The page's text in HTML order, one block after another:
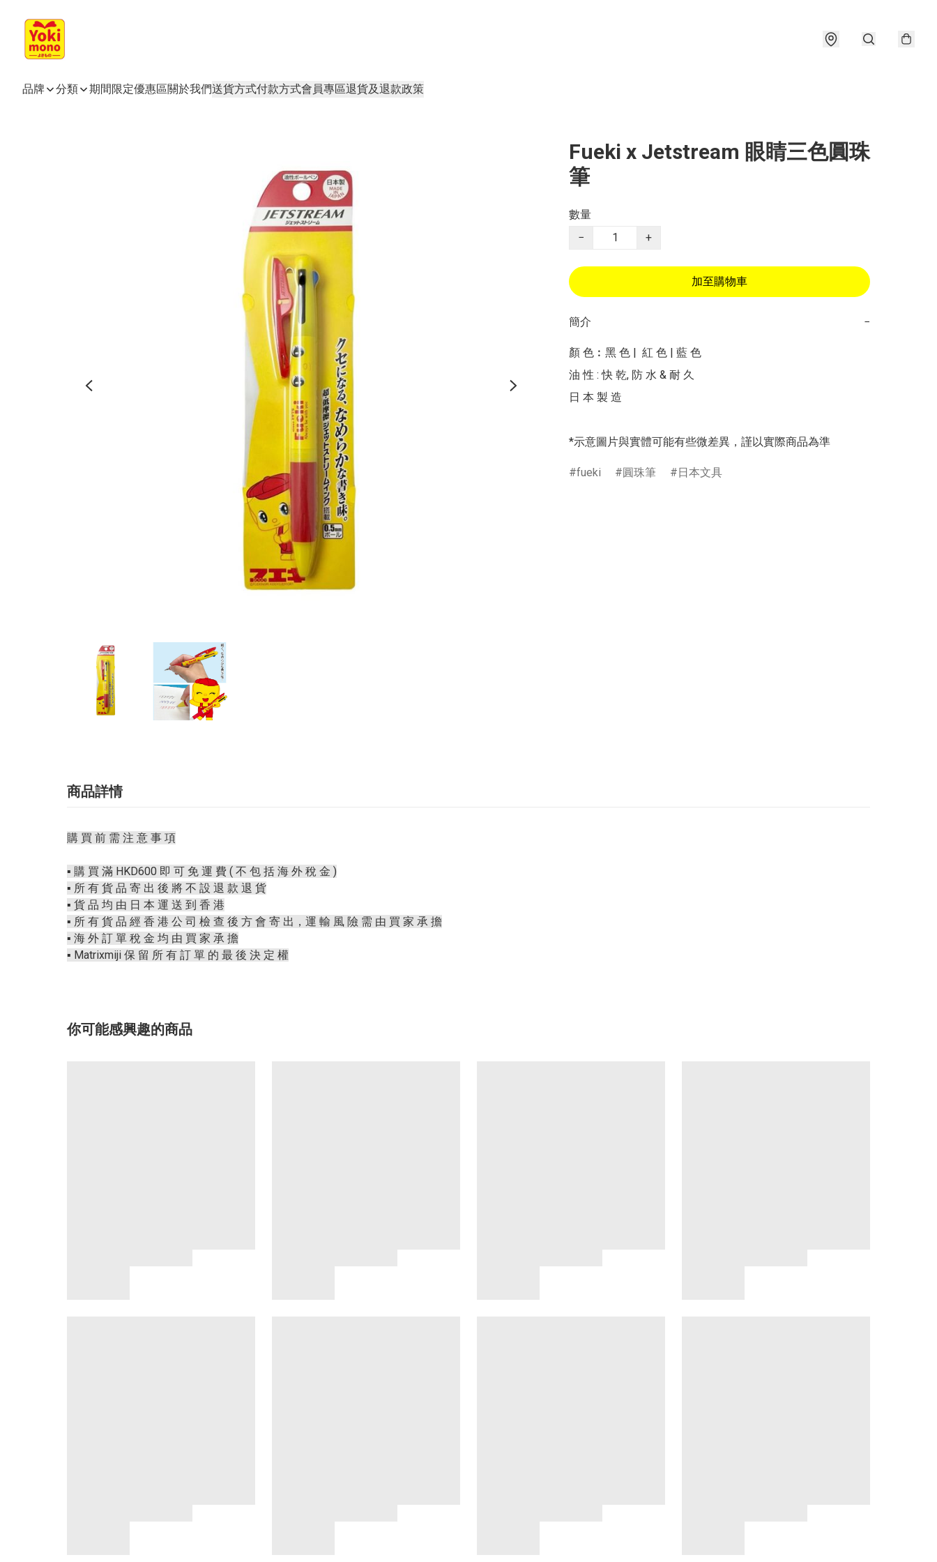
品牌 分類 期間限定優惠區關於我們送貨方式付款方式會員專區退貨及退款政策
Fueki x Jetstream 眼睛三色圓珠
筆
數量
−
+
加至購物車
簡介 −
顏 色︰黑 色 |  紅 色 | 藍 色
油 性 : 快 乾, 防 水 & 耐 久
日 本 製 造
*示意圖片與實體可能有些微差異，謹以實際商品為準
fueki 圓珠筆 日本文具
商品詳情
購 買 前 需 注 意 事 項
▪️ 購 買 滿 HKD600 即 可 免 運 費 ( 不 包 括 海 外 稅 金 )
▪️ 所 有 貨 品 寄 出 後 將 不 設 退 款 退 貨
▪️ 貨 品 均 由 日 本 運 送 到 香 港
▪️ 所 有 貨 品 經 香 港 公 司 檢 查 後 方 會 寄 出，運 輸 風 險 需 由 買 家 承 擔
▪️ 海 外 訂 單 稅 金 均 由 買 家 承 擔
▪️ Matrixmiji 保 留 所 有 訂 單 的 最 後 決 定 權
你可能感興趣的商品